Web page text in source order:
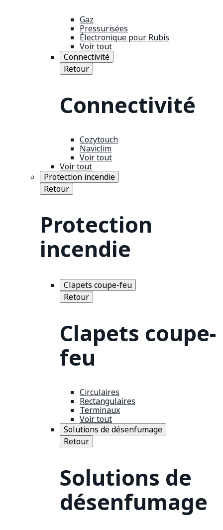
Gaz
Pressurisées
Électronique pour Rubis
Voir tout
Connectivité
Retour
Connectivité
Cozytouch
Naviclim
Voir tout
Voir tout
Protection incendie
Retour
Protection
incendie
Clapets coupe-feu
Retour
Clapets coupe-
feu
Circulaires
Rectangulaires
Terminaux
Voir tout
Solutions de désenfumage
Retour
Solutions de
désenfumage